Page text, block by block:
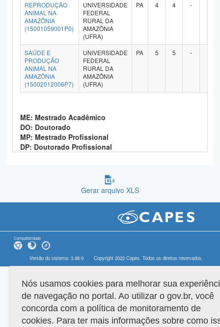
REPRODUÇÃO
ANIMAL NA
AMAZÔNIA
(15001059001P0)
UNIVERSIDADE
FEDERAL
RURAL DA
AMAZÔNIA
(UFRA)
PA 4 4 -
SAÚDE E
PRODUÇÃO
ANIMAL NA
AMAZÔNIA
(15002012006P7)
UNIVERSIDADE
FEDERAL
RURAL DA
AMAZÔNIA
(UFRA)
PA 5 5 -
ME: Mestrado Acadêmico
DO: Doutorado
MP: Mestrado Profissional
DP: Doutorado Profissional
Gerar arquivo XLS
Compatibilidade
Versão do sistema: 3.88.9 Copyright 2022 Capes. Todos os direitos reservados.
Nós usamos cookies para melhorar sua
de navegação no portal. Ao utilizar o gov.br, você
concorda com a política de monitoramento de
cookies. Para ter mais informações sobre como